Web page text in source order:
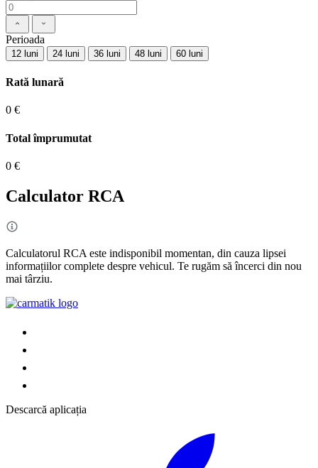
Perioada
12 luni 24 luni 36 luni 48 luni 60 luni
Rată lunară
0 €
Total împrumutat
0 €
Calculator RCA
Calculatorul RCA este indisponibil momentan, din cauza lipsei
informațiilor complete despre vehicul. Te rugăm să încerci din nou
mai târziu.
Descarcă aplicația